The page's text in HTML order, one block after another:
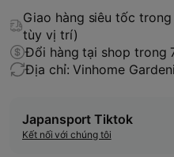
Giao hàng siêu tốc
tùy vị trí)
Đổi hàng tại shop trong
Địa chỉ: Vinhome
Japansport Tiktok
Kết nối với chúng tôi